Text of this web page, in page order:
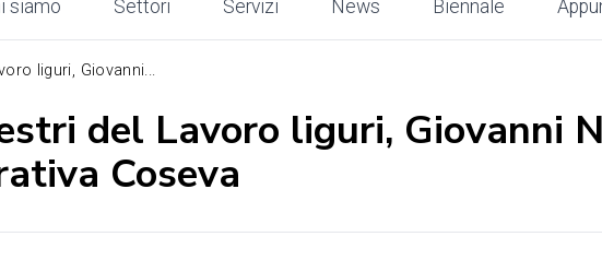
siamo Settori Servizi News Biennale
liguri, Giovanni...
del Lavoro liguri, Giovanni
Coseva